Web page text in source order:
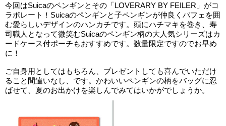
今回はSuicaのペンギンとその「LOVERARY BY FEILER」がコ
ラボレート！Suicaのペンギンと子ペンギンが仲良くパフェを囲
む愛らしいデザインのハンカチです。頭にハチマキを巻き、寿
司職人となって微笑むSuicaのペンギン柄の大人気シリーズはカ
ードケース付ポーチもおすすめです。数量限定ですのでお早め
に！
ご自身用としてはもちろん、プレゼントしても喜んでいただけ
ること間違いなし、です。かわいいペンギンの柄をバッグに忍
ばせて、夏のお出かけを楽しんでみてはいかがでしょうか。